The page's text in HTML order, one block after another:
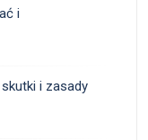
i
i zasady